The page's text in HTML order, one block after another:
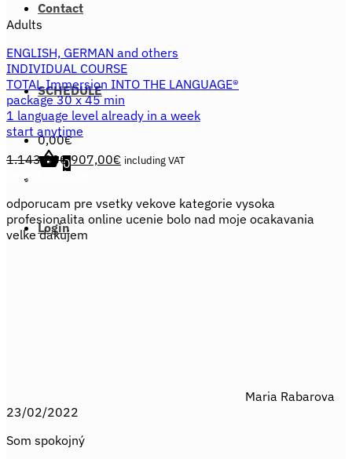
Contact
SCHEDULE
0,00€
0
Login
Adults
ENGLISH, GERMAN and others
INDIVIDUAL COURSE
TOTAL Immersion INTO THE LANGUAGE®
package 30 x 45 min
1 language level already in a week
start anytime
1.143,00€Original
price
1.143,00€.
907,00€ Current
907,00€.
including VAT
Select options
product
has
multiple
odporucam pre vsetky vekove kategorie vysoka
profesionalita online ucenie bolo nad moje ocakavania
velke dakujem
Maria Rabarova
23/02/2022
Som spokojný